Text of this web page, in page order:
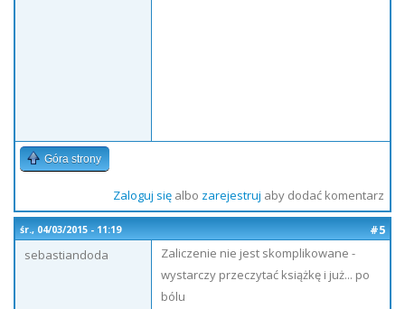
Góra strony
Zaloguj sięalbo zarejestruj aby dodać komentarz
śr., 04/03/2015 - 11:19
#5
sebastiandoda
Zaliczenie nie jest skomplikowane -
wystarczy przeczytać książkę i już... po
bólu